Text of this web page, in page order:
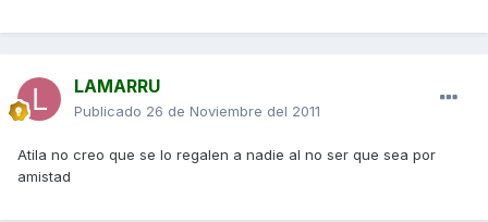
LAMARRU
Publicado 26 de Noviembre del 2011
Atila no creo que se lo regalen a nadie al no ser que sea por
amistad